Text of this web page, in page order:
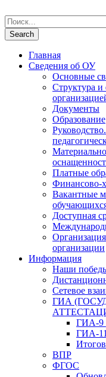
Главная
Сведения об ОУ
Основные
Структура и
Документы
Образование
Платные
Финансово-
Вакантные
Доступная
организации
Информация
Наши
Сетевое
ГИА
ГИА-9
ГИА-
ВПР
ФГОС